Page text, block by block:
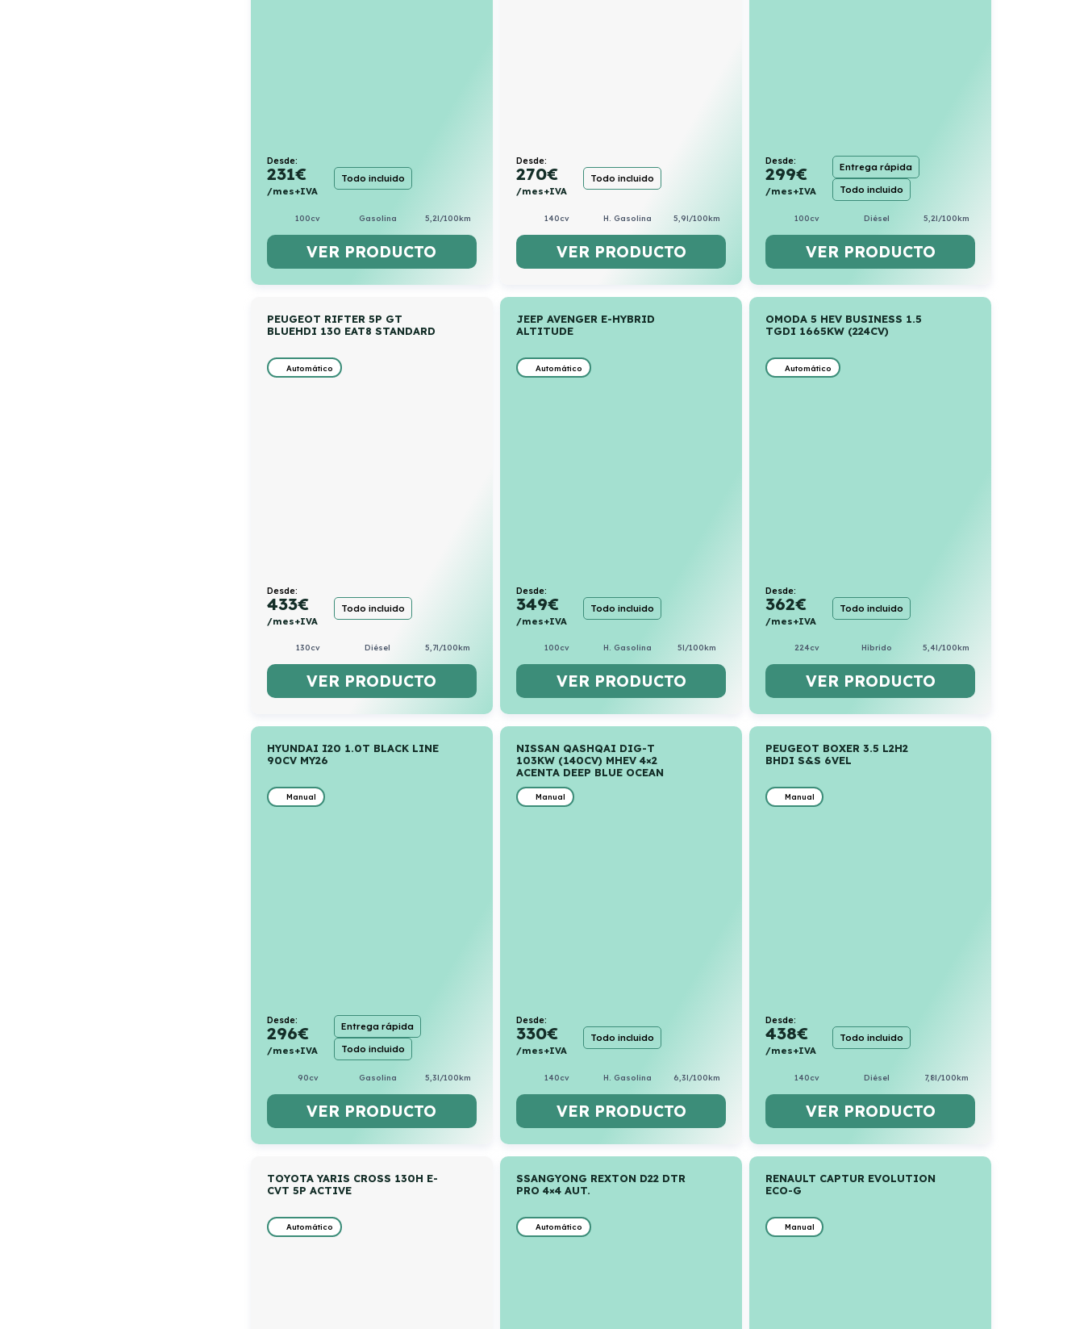
Desde:
231€
/mes+IVA
Todo incluido
100cv Gasolina 5,2l/100km
VER PRODUCTO
Desde:
270€
/mes+IVA
Todo incluido
140cv H. Gasolina 5,9l/100km
VER PRODUCTO
Desde:
299€
/mes+IVA
Entrega rápida
Todo incluido
100cv Diésel 5,2l/100km
VER PRODUCTO
PEUGEOT RIFTER 5P GT
BLUEHDI 130 EAT8 STANDARD
Automático
Desde:
433€
/mes+IVA
Todo incluido
130cv Diésel 5,7l/100km
VER PRODUCTO
JEEP AVENGER E-HYBRID
ALTITUDE
Automático
Desde:
349€
/mes+IVA
Todo incluido
100cv H. Gasolina 5l/100km
VER PRODUCTO
OMODA 5 HEV BUSINESS 1.5
TGDI 1665KW (224CV)
Automático
Desde:
362€
/mes+IVA
Todo incluido
224cv Híbrido 5,4l/100km
VER PRODUCTO
HYUNDAI I20 1.0T BLACK LINE
90CV MY26
Manual
Desde:
296€
/mes+IVA
Entrega rápida
Todo incluido
90cv Gasolina 5,3l/100km
VER PRODUCTO
NISSAN QASHQAI DIG-T
103KW (140CV) MHEV 4×2
ACENTA DEEP BLUE OCEAN
Manual
Desde:
330€
/mes+IVA
Todo incluido
140cv H. Gasolina 6,3l/100km
VER PRODUCTO
PEUGEOT BOXER 3.5 L2H2
BHDI S&S 6VEL
Manual
Desde:
438€
/mes+IVA
Todo incluido
140cv Diésel 7,8l/100km
VER PRODUCTO
TOYOTA YARIS CROSS 130H E-
CVT 5P ACTIVE
Automático
SSANGYONG REXTON D22 DTR
PRO 4×4 AUT.
Automático
RENAULT CAPTUR EVOLUTION
ECO-G
Manual